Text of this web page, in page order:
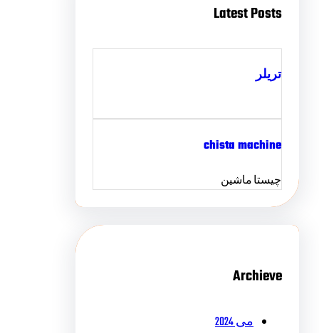
Latest Posts
تریلر
chista machine
چیستا ماشین
Archieve
می 2024